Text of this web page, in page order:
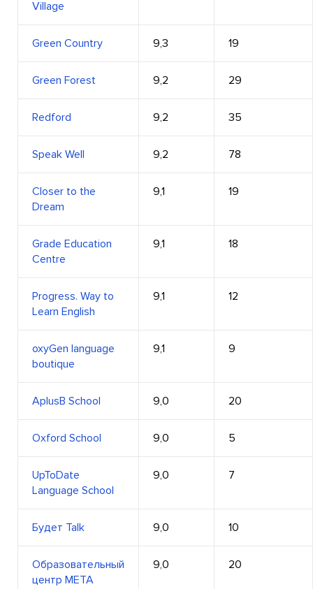
Village
Green Country 9,3 19
Green Forest 9,2 29
Redford 9,2 35
Speak Well 9,2 78
Closer to the
Dream
9,1 19
Grade Education
Centre
9,1 18
Progress. Way to
Learn English
9,1 12
oxyGen language
boutique
9,1 9
AplusB School 9,0 20
Oxford Schoоl 9,0 5
UpToDate
Language School
9,0 7
Будет Talk 9,0 10
Образовательный
центр МЕТА
9,0 20